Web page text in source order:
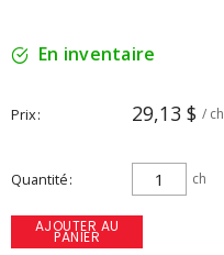
En inventaire
Prix 29,13 $ / ch
Quantité ch
AJOUTER AU
PANIER